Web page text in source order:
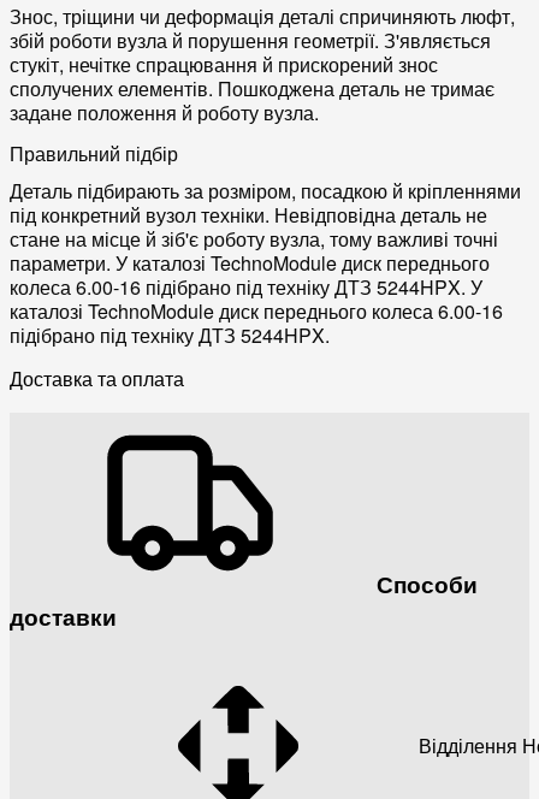
Знос, тріщини чи деформація деталі спричиняють люфт,
збій роботи вузла й порушення геометрії. З'являється
стукіт, нечітке спрацювання й прискорений знос
сполучених елементів. Пошкоджена деталь не тримає
задане положення й роботу вузла.
Правильний підбір
Деталь підбирають за розміром, посадкою й кріпленнями
під конкретний вузол техніки. Невідповідна деталь не
стане на місце й зіб'є роботу вузла, тому важливі точні
параметри. У каталозі TechnoModule диск переднього
колеса 6.00-16 підібрано під техніку ДТЗ 5244HPX. У
каталозі TechnoModule диск переднього колеса 6.00-16
підібрано під техніку ДТЗ 5244HPX.
Доставка та оплата
Способи
доставки
Відділення